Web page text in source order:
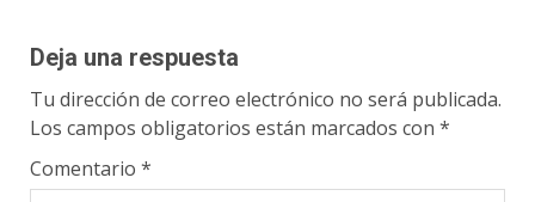
Deja una respuesta
Tu dirección de correo electrónico no será publicada.
Los campos obligatorios están marcados con *
Comentario *